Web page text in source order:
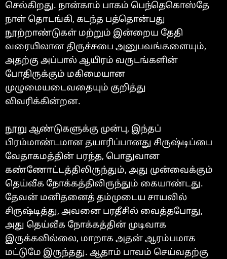
செல்கிறது. நான்காம் பாகம் பெந்தெகொஸ்தே
நாள் தொடங்கி, கடந்த பத்தொன்பது
நூற்றாண்டுகள் மற்றும் இன்றைய தேதி
வரையிலான திருச்சபை அனுபவங்களையும்,
அதற்கு அப்பால் ஆயிரம் வருடங்களின்
போதிருக்கும் மகிமையான
முழுமையடைவதையும் குறித்து
விவரிக்கின்றன.
நூறு ஆண்டுகளுக்கு முன்பு, இந்தப்
பிரம்மாண்டமான தயாரிப்பானது சிருஷ்டிப்பை
வேதாகமத்தின் பரந்த, பொதுவான
கண்ணோட்டத்திலிருந்தும், அது முன்வைக்கும்
தெய்வீக நோக்கத்திலிருந்தும் கையாண்டது.
தேவன் மனிதனைத் தம்முடைய சாயலில்
சிருஷ்டித்து, அவனை பரதீசில் வைத்தபோது,
அது தெய்வீக நோக்கத்தின் முடிவாக
இருக்கவில்லை, மாறாக அதன் ஆரம்பமாக
மட்டுமே இருந்தது. ஆதாம் பாவம் செய்வதற்கு